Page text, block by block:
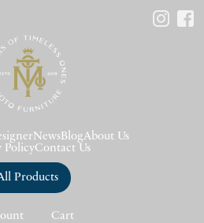
News BlogAbout Us
PolicyContact Us
Products
Cart